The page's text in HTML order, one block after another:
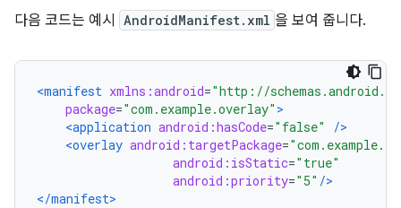
다음 코드는 예시
AndroidManifest.xml 을 보여 줍니다.
<manifest xmlns:android="http://
package="com.example.overlay" >
<application android:hasCode="false"
/>
<overlay android:targetPackage=
android:isStatic="true"
android:priority="5" />
</manifest>